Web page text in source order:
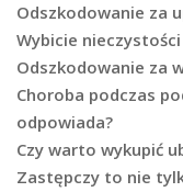
Odszkodowanie za
Wybicie
Odszkodowanie za
Choroba podczas
odpowiada?
Czy warto wykupić
Zastępczy to nie